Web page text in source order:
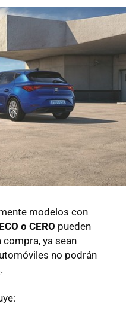
modelos con
o CERO pueden
ya sean
no podrán